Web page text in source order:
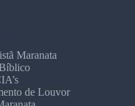
Maranata
de Louvor